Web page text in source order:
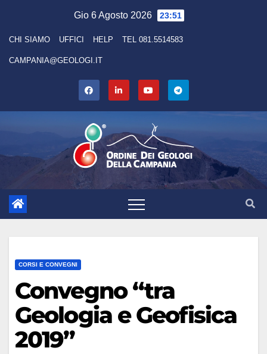
content
Gio 6 Agosto 2026 23:51
CHI SIAMO UFFICI HELP TEL 081.5514583
CAMPANIA@GEOLOGI.IT
CORSI E CONVEGNI
Convegno “tra
Geologia e Geofisica
2019”